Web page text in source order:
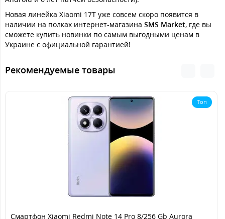
Новая линейка Xiaomi 17T уже совсем скоро появится в
наличии на полках интернет-магазина SMS Market, где вы
сможете купить новинки по самым выгодными ценам в
Украине с официальной гарантией!
Рекомендуемые товары
Топ
Смартфон Xiaomi Redmi Note 14 Pro 8/256 Gb Aurora